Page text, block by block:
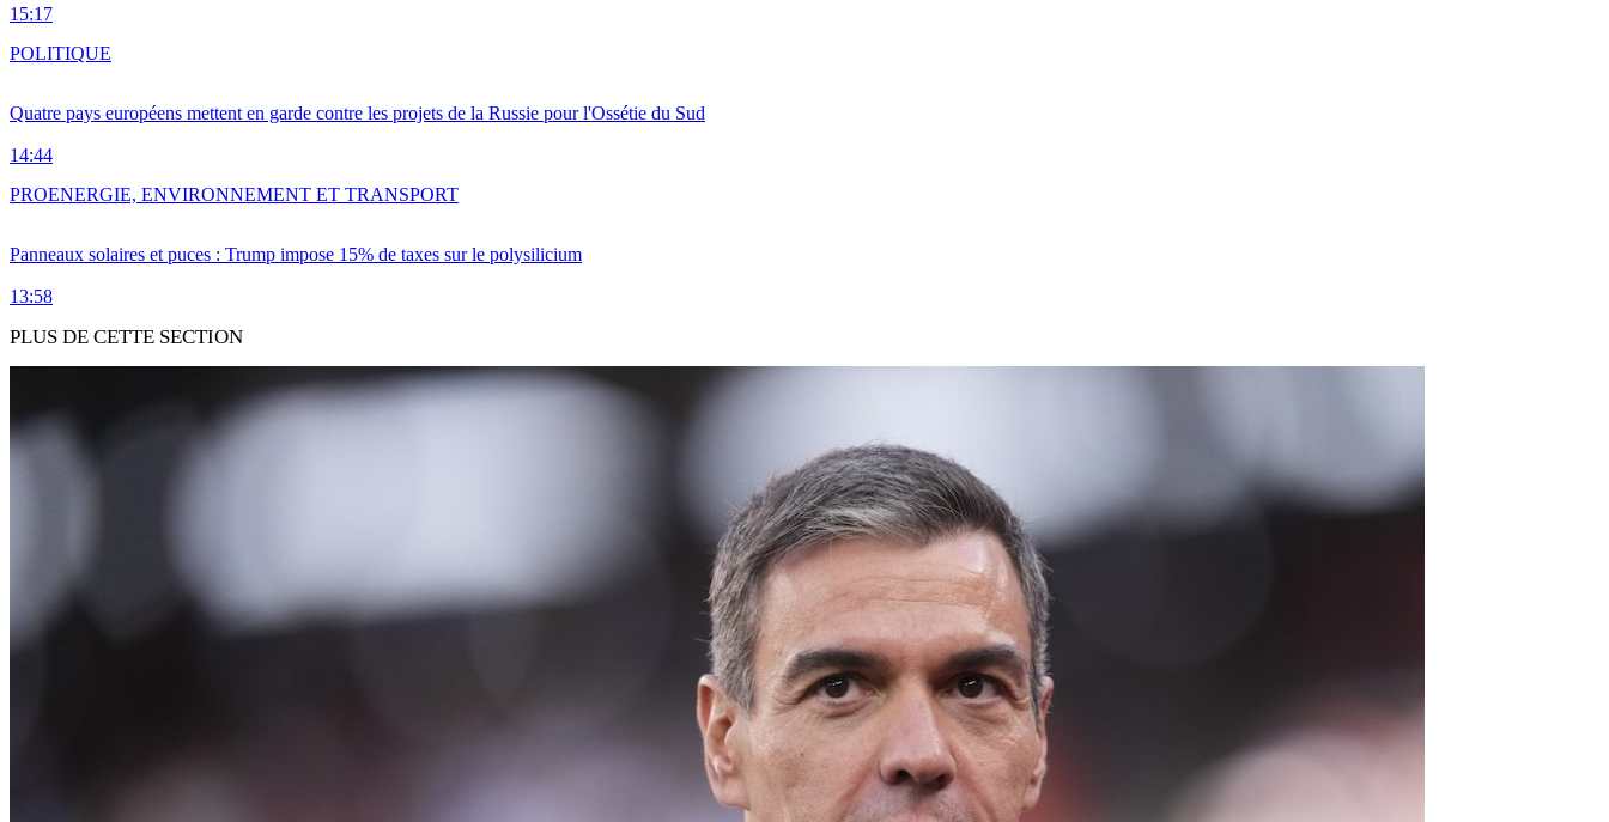
15:17
Quatre pays européens mettent en garde contre les projets de la Russie pour l'Ossétie du Sud
14:44
POLITIQUE
Panneaux solaires et puces : Trump impose 15% de taxes sur le polysilicium
13:58
PROENERGIE, ENVIRONNEMENT ET TRANSPORT
PLUS DE CETTE SECTION